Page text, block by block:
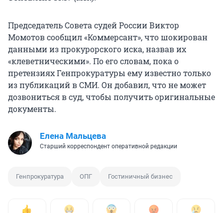
Председатель Совета судей России Виктор
Момотов сообщил «Коммерсант», что шокирован
данными из прокурорского иска, назвав их
«клеветническими». По его словам, пока о
претензиях Генпрокуратуры ему известно только
из публикаций в СМИ. Он добавил, что не может
дозвониться в суд, чтобы получить оригинальные
документы.
Елена Мальцева
Старший корреспондент оперативной редакции
Генпрокуратура ОПГ Гостиничный бизнес